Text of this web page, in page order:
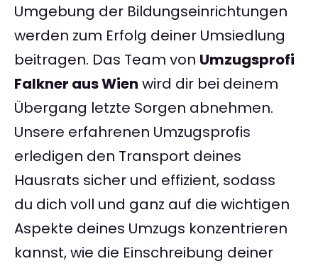
Umgebung der Bildungseinrichtungen
werden zum Erfolg deiner Umsiedlung
beitragen. Das Team von Umzugsprofi
Falkner aus Wien wird dir bei deinem
Übergang letzte Sorgen abnehmen.
Unsere erfahrenen Umzugsprofis
erledigen den Transport deines
Hausrats sicher und effizient, sodass
du dich voll und ganz auf die wichtigen
Aspekte deines Umzugs konzentrieren
kannst, wie die Einschreibung deiner